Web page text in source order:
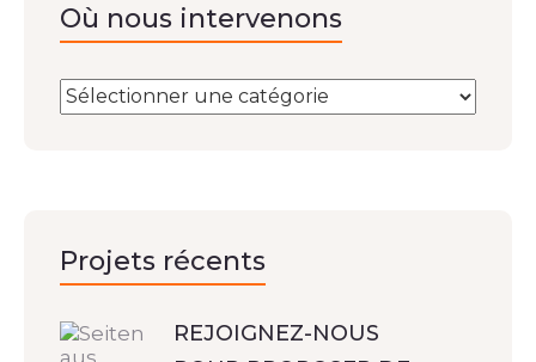
Où nous intervenons
Projets récents
REJOIGNEZ-NOUS